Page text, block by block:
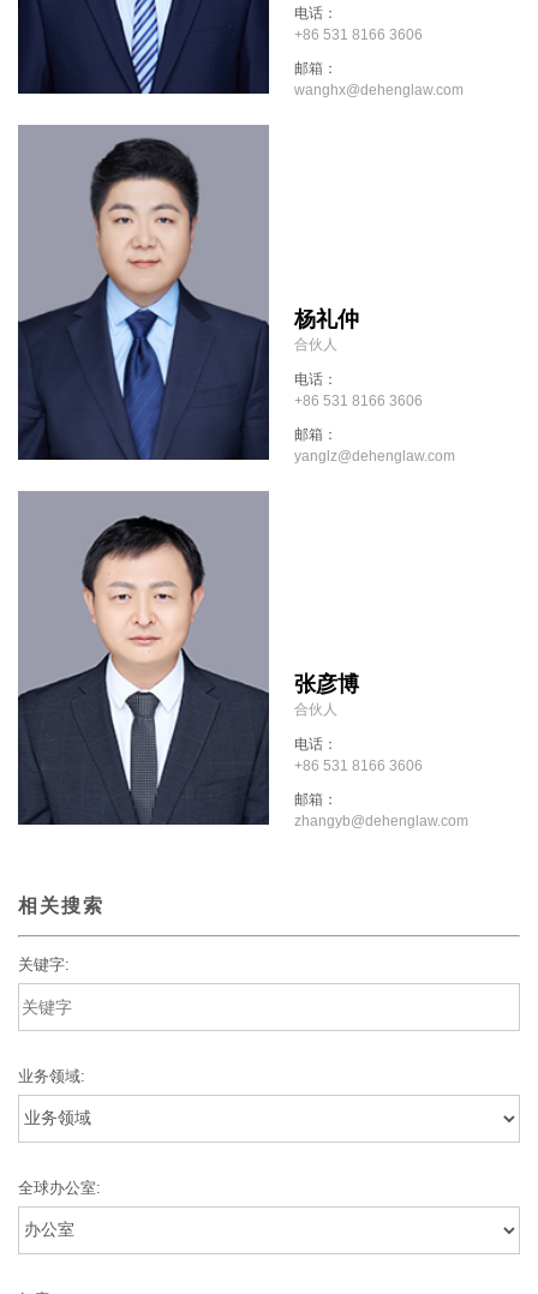
电话：
+86 531 8166 3606
邮箱：
wanghx@dehenglaw.com
杨礼仲
合伙人
电话：
+86 531 8166 3606
邮箱：
yanglz@dehenglaw.com
张彦博
合伙人
电话：
+86 531 8166 3606
邮箱：
zhangyb@dehenglaw.com
相关搜索
关键字:
业务领域:
全球办公室: